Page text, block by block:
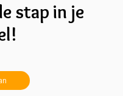
stap in je